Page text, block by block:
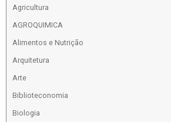
Agricultura
AGROQUIMICA
Alimentos e Nutrição
Arquitetura
Arte
Biblioteconomia
Biologia